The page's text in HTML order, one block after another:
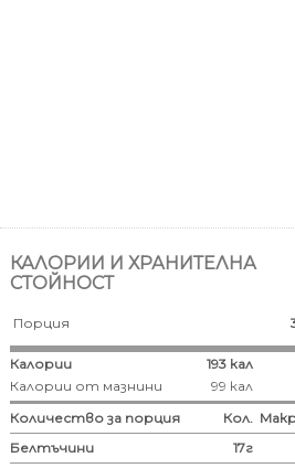
КАЛОРИИ И ХРАНИТЕЛНА
СТОЙНОСТ
Порция
Калории 193 кал
Калории от мазнини
99 кал
Количество за порция
Кол.
Белтъчини
17г